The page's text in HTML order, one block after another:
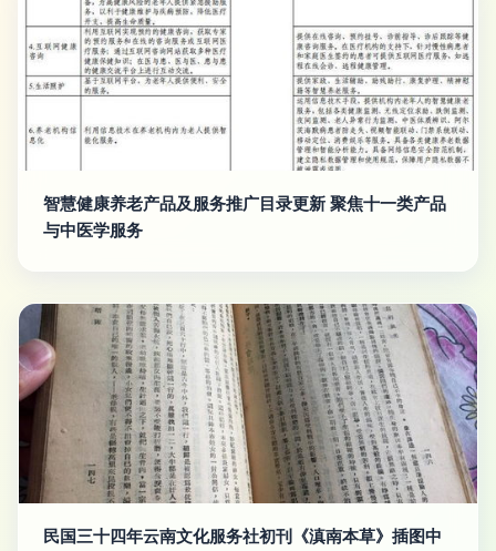
智慧健康养老产品及服务推广目录更新 聚焦十一类产品
与中医学服务
民国三十四年云南文化服务社初刊《滇南本草》插图中